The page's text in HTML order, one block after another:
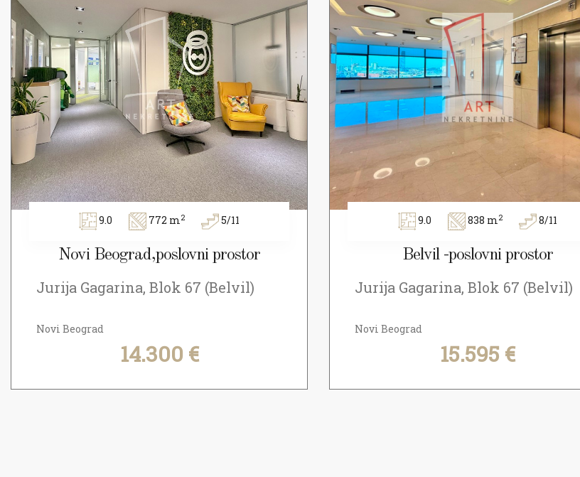
9.0 772 m2 5/11
Novi Beograd,poslovni prostor
Jurija Gagarina, Blok 67 (Belvil)
Novi Beograd
14.300 €
9.0 838 m2 8/11
Belvil -poslovni prostor
Jurija Gagarina, Blok 67 (Belvil)
Novi Beograd
15.595 €